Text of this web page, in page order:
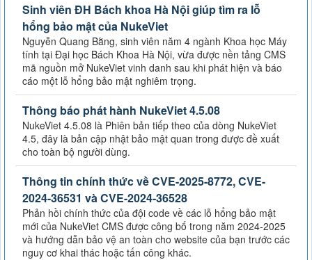
Sinh viên ĐH Bách khoa Hà Nội giúp tìm ra lỗ
hổng bảo mật của NukeViet
Nguyễn Quang Bằng, sinh viên năm 4 ngành Khoa học Máy
tính tại Đại học Bách Khoa Hà Nội, vừa được nền tảng CMS
mã nguồn mở NukeViet vinh danh sau khi phát hiện và báo
cáo một lỗ hổng bảo mật nghiêm trọng.
Thông báo phát hành NukeViet 4.5.08
NukeViet 4.5.08 là Phiên bản tiếp theo của dòng NukeViet
4.5, đây là bản cập nhật bảo mật quan trong được đề xuất
cho toàn bộ người dùng.
Thông tin chính thức về CVE-2025-8772, CVE-
2024-36531 và CVE-2024-36528
Phản hồi chính thức của đội code về các lỗ hổng bảo mật
mới của NukeViet CMS được công bố trong năm 2024-2025
và hướng dẫn bảo vệ an toàn cho website của bạn trước các
nguy cơ khai thác hoặc tấn công khác.